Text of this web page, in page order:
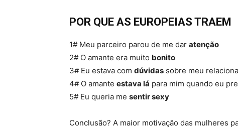
POR QUE AS EUROPEIAS TRAEM
1# Meu parceiro parou de me dar atenção
2# O amante era muito bonito
3# Eu estava com dúvidas sobre meu
4# O amante estava lá para mim quando eu
5# Eu queria me sentir sexy
Conclusão? A maior motivação das mulheres